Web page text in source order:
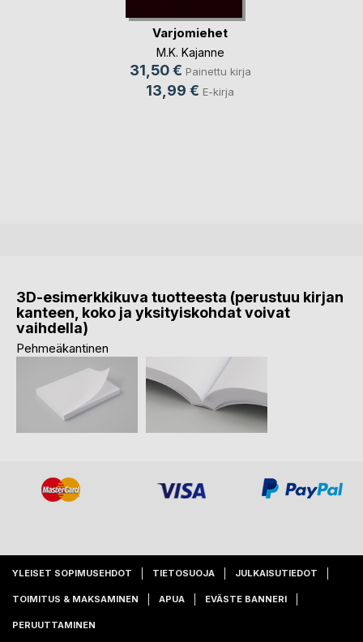
Varjomiehet
M.K. Kajanne
31,50 € Painettu kirja
13,99 € E-kirja
3D-esimerkkikuva tuotteesta (perustuu kirjan
kanteen, koko ja yksityiskohdat voivat
vaihdella)
Pehmeäkantinen
YLEISET SOPIMUSEHDOT TIETOSUOJA JULKAISUTIEDOT
TOIMITUS & MAKSAMINEN APUA EVÄSTE BANNERI
PERUUTTAMINEN